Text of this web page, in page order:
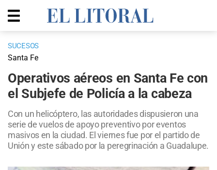
SUCESOS
Santa Fe
Operativos aéreos en Santa Fe con
el Subjefe de Policía a la cabeza
Con un helicóptero, las autoridades dispusieron una
serie de vuelos de apoyo preventivo por eventos
masivos en la ciudad. El viernes fue por el partido de
Unión y este sábado por la peregrinación a Guadalupe.